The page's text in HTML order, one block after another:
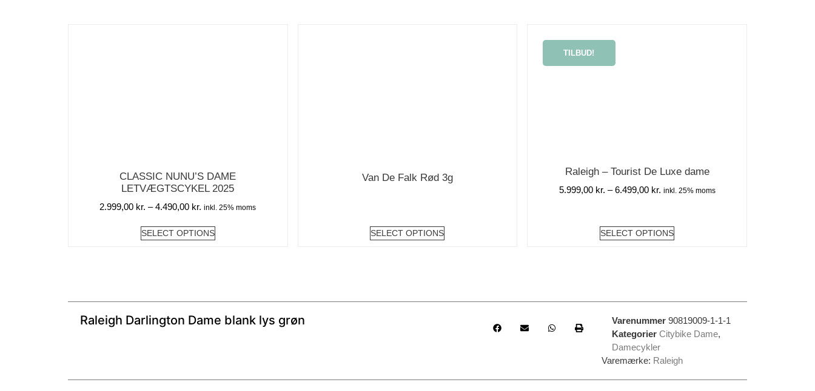
CLASSIC NUNU’S DAME
LETVÆGTSCYKEL 2025
2.999,00 kr. – 4.490,00 kr. inkl. 25% moms
SELECT OPTIONS
Van De Falk Rød 3g
SELECT OPTIONS
TILBUD!
Raleigh – Tourist De Luxe dame
5.999,00 kr. – 6.499,00 kr. inkl. 25% moms
SELECT OPTIONS
Raleigh Darlington Dame blank lys grøn Varenummer90819009-1-1-1
Kategorier Citybike Dame,
Damecykler
Varemærke: Raleigh